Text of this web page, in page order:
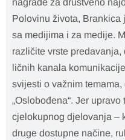
Polovinu života, Brankica
sa medijima i za medije.
različite vrste
ličnih kanala
svijesti o važnim
„Oslobođena“. Jer
cjelokupnog djelovanja –
druge dostupne načine,